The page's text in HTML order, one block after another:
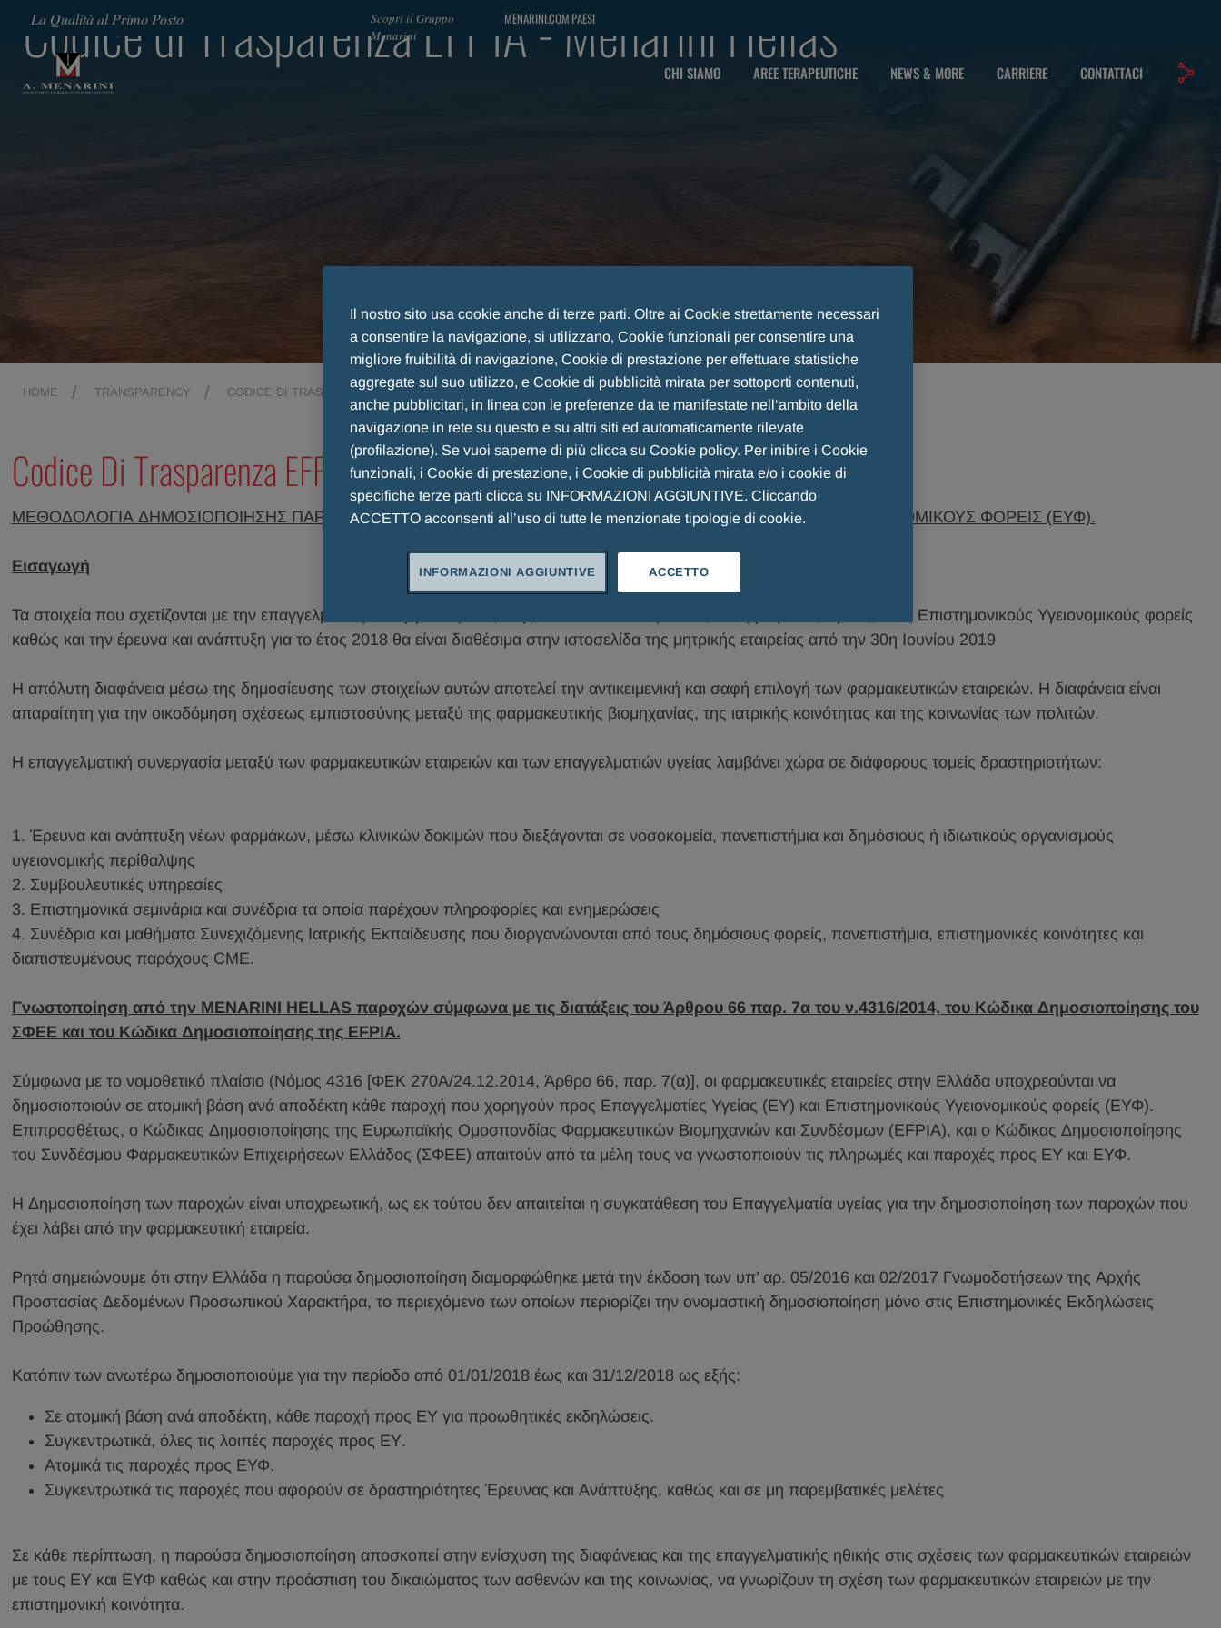
La Qualità al Primo Posto
Scopri il Gruppo
Menarini
MENARINI.COM PAESI
CHI SIAMO AREE TERAPEUTICHE NEWS & MORE CARRIERE CONTATTACI
Codice di Trasparenza EFPIA - Menarini Hellas
HOME TRANSPARENCY CODICE DI TRASPARENZA EFPIA CODICE DI TRASPARENZA EFPIA - MENARINI HELLAS
Codice Di Trasparenza EFPIA - Menarini Hellas
ΜΕΘΟΔΟΛΟΓΙΑ ΔΗΜΟΣΙΟΠΟΙΗΣΗΣ ΠΑΡΟΧΩΝ ΠΡΟΣ ΕΠΑΓΓΕΛΜΑΤΙΕΣ ΥΓΕΙΑΣ (ΕΥ) ΚΑΙ ΕΠΙΣΤΗΜΟΝΙΚΟΥΣ ΥΓΕΙΟΝΟΜΙΚΟΥΣ ΦΟΡΕΙΣ (ΕΥΦ).
Εισαγωγή
Τα στοιχεία που σχετίζονται με την επαγγελματική συνεργασία μεταξύ της Menarini Hellas με τους Επαγγελματίες Υγείας, τους Eπιστημονικούς Υγειονομικούς φορείς
καθώς και την έρευνα και ανάπτυξη για το έτος 2018 θα είναι διαθέσιμα στην ιστοσελίδα της μητρικής εταιρείας από την 30η Ιουνίου 2019
Η απόλυτη διαφάνεια μέσω της δημοσίευσης των στοιχείων αυτών αποτελεί την αντικειμενική και σαφή επιλογή των φαρμακευτικών εταιρειών. Η διαφάνεια είναι
απαραίτητη για την οικοδόμηση σχέσεως εμπιστοσύνης μεταξύ της φαρμακευτικής βιομηχανίας, της ιατρικής κοινότητας και της κοινωνίας των πολιτών.
Η επαγγελματική συνεργασία μεταξύ των φαρμακευτικών εταιρειών και των επαγγελματιών υγείας λαμβάνει χώρα σε διάφορους τομείς δραστηριοτήτων:
1. Έρευνα και ανάπτυξη νέων φαρμάκων, μέσω κλινικών δοκιμών που διεξάγονται σε νοσοκομεία, πανεπιστήμια και δημόσιους ή ιδιωτικούς οργανισμούς
υγειονομικής περίθαλψης
2. Συμβουλευτικές υπηρεσίες
3. Επιστημονικά σεμινάρια και συνέδρια τα οποία παρέχουν πληροφορίες και ενημερώσεις
4. Συνέδρια και μαθήματα Συνεχιζόμενης Ιατρικής Εκπαίδευσης που διοργανώνονται από τους δημόσιους φορείς, πανεπιστήμια, επιστημονικές κοινότητες και
διαπιστευμένους παρόχους CME.
Γνωστοποίηση από την MENARINI HELLAS παροχών σύμφωνα με τις διατάξεις του Άρθρου 66 παρ. 7α του ν.4316/2014, του Κώδικα Δημοσιοποίησης του
ΣΦΕΕ και του Κώδικα Δημοσιοποίησης της ΕFPIA.
Σύμφωνα με το νομοθετικό πλαίσιο (Νόμος 4316 [ΦΕΚ 270Α/24.12.2014, Άρθρο 66, παρ. 7(α)], οι φαρμακευτικές εταιρείες στην Ελλάδα υποχρεούνται να
δημοσιοποιούν σε ατομική βάση ανά αποδέκτη κάθε παροχή που χορηγούν προς Επαγγελματίες Υγείας (ΕΥ) και Επιστημονικούς Υγειονομικούς φορείς (ΕΥΦ).
Επιπροσθέτως, ο Κώδικας Δημοσιοποίησης της Ευρωπαϊκής Ομοσπονδίας Φαρμακευτικών Βιομηχανιών και Συνδέσμων (EFPIA), και ο Κώδικας Δημοσιοποίησης
του Συνδέσμου Φαρμακευτικών Επιχειρήσεων Ελλάδος (ΣΦΕΕ) απαιτούν από τα μέλη τους να γνωστοποιούν τις πληρωμές και παροχές προς ΕΥ και ΕΥΦ.
Η Δημοσιοποίηση των παροχών είναι υποχρεωτική, ως εκ τούτου δεν απαιτείται η συγκατάθεση του Επαγγελματία υγείας για την δημοσιοποίηση των παροχών που
έχει λάβει από την φαρμακευτική εταιρεία.
Ρητά σημειώνουμε ότι στην Ελλάδα η παρούσα δημοσιοποίηση διαμορφώθηκε μετά την έκδοση των υπ’ αρ. 05/2016 και 02/2017 Γνωμοδοτήσεων της Αρχής
Προστασίας Δεδομένων Προσωπικού Χαρακτήρα, το περιεχόμενο των οποίων περιορίζει την ονομαστική δημοσιοποίηση μόνο στις Επιστημονικές Εκδηλώσεις
Προώθησης.
Κατόπιν των ανωτέρω δημοσιοποιούμε για την περίοδο από 01/01/2018 έως και 31/12/2018 ως εξής:
Σε ατομική βάση ανά αποδέκτη, κάθε παροχή προς ΕΥ για προωθητικές εκδηλώσεις.
Συγκεντρωτικά, όλες τις λοιπές παροχές προς ΕΥ.
Ατομικά τις παροχές προς ΕΥΦ.
Συγκεντρωτικά τις παροχές που αφορούν σε δραστηριότητες Έρευνας και Ανάπτυξης, καθώς και σε μη παρεμβατικές μελέτες
Σε κάθε περίπτωση, η παρούσα δημοσιοποίηση αποσκοπεί στην ενίσχυση της διαφάνειας και της επαγγελματικής ηθικής στις σχέσεις των φαρμακευτικών εταιρειών
με τους ΕΥ και ΕΥΦ καθώς και στην προάσπιση του δικαιώματος των ασθενών και της κοινωνίας, να γνωρίζουν τη σχέση των φαρμακευτικών εταιρειών με την
επιστημονική κοινότητα.
Il nostro sito usa cookie anche di terze parti. Oltre ai Cookie strettamente necessari
a consentire la navigazione, si utilizzano, Cookie funzionali per consentire una
migliore fruibilità di navigazione, Cookie di prestazione per effettuare statistiche
aggregate sul suo utilizzo, e Cookie di pubblicità mirata per sottoporti contenuti,
anche pubblicitari, in linea con le preferenze da te manifestate nell‘ambito della
navigazione in rete su questo e su altri siti ed automaticamente rilevate
(profilazione). Se vuoi saperne di più clicca su Cookie policy. Per inibire i Cookie
funzionali, i Cookie di prestazione, i Cookie di pubblicità mirata e/o i cookie di
specifiche terze parti clicca su INFORMAZIONI AGGIUNTIVE. Cliccando
ACCETTO acconsenti all’uso di tutte le menzionate tipologie di cookie.
ACCETTO
INFORMAZIONI AGGIUNTIVE